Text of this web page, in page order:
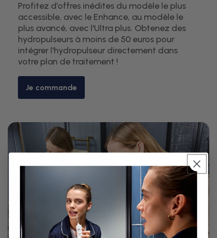
Profitez d’offres inédites du modèle le plus
accessible, avec le Enhance, au modèle le
plus avancé, avec l'Ultra plus. Obtenez des
hydropulseurs à moins de 50 euros pour
intégrer l'hydropulseur directement dans
votre plan de traitement !
Je commande